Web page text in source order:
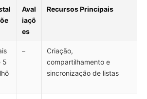
Aval
iaçõ
es
Recursos Principais
5
–
Criação,
compartilhamento e
sincronização de listas